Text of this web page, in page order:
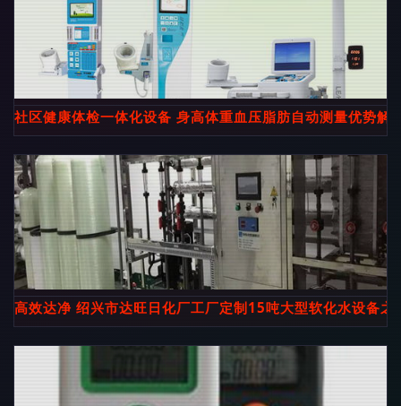
社区健康体检一体化设备 身高体重血压脂肪自动测量优势解
高效达净 绍兴市达旺日化厂工厂定制15吨大型软化水设备之